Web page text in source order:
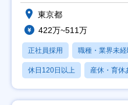
東京都
422万~511万
正社員採用 職種・業界未
休日120日以上 産休・育休